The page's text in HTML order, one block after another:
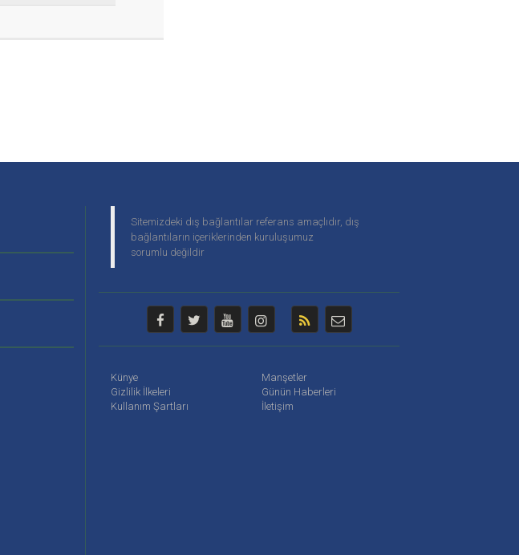
Sitemizdeki dış bağlantılar referans amaçlıdır, dış
bağlantıların içeriklerinden kuruluşumuz
sorumlu değildir
Künye
Gizlilik İlkeleri
Kullanım Şartları
Manşetler
Günün Haberleri
İletişim